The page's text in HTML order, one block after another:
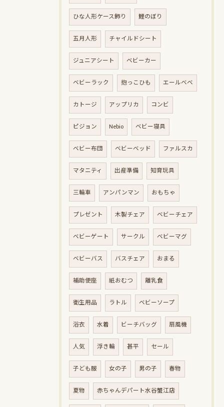
ひな人形ケース飾り 鯉のぼり
五月人形 チャイルドシート
ジュニアシート ベビーカー
ベビーラック 抱っこひも エールベベ
カトージ アップリカ コンビ
ピジョン Nebio ベビー寝具
ベビー布団 ベビーベッド ファルスカ
マタニティ 出産準備 知育玩具
三輪車 アンパンマン おもちゃ
プレゼント 木製チェア ベビーチェア
ベビーゲート サークル ベビーマグ
ベビーバス バスチェア おまる
補助便座 紙おむつ 離乳食
衛生用品 ラトル ベビーソープ
浴衣 水着 ビーチバッグ 扇風機
人気 浮き輪 甚平 セール
子ども服 女の子 男の子 春物
夏物 赤ちゃんデパート水谷蟹江店